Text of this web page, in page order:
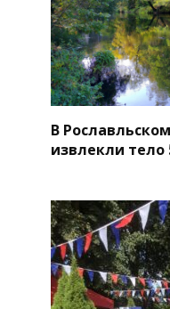
В
извлекли